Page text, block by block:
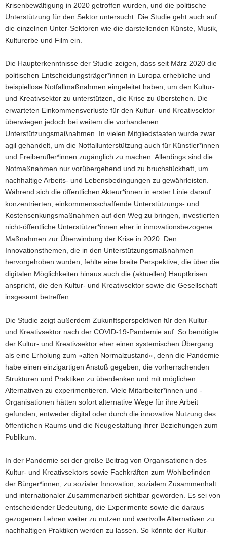
Krisenbewältigung in 2020 getroffen wurden, und die politische
Unterstützung für den Sektor untersucht. Die Studie geht auch auf
die einzelnen Unter-Sektoren wie die darstellenden Künste, Musik,
Kulturerbe und Film ein.
Die Haupterkenntnisse der Studie zeigen, dass seit März 2020 die
politischen Entscheidungsträger*innen in Europa erhebliche und
beispiellose Notfallmaßnahmen eingeleitet haben, um den Kultur-
und Kreativsektor zu unterstützen, die Krise zu überstehen. Die
erwarteten Einkommensverluste für den Kultur- und Kreativsektor
überwiegen jedoch bei weitem die vorhandenen
Unterstützungsmaßnahmen. In vielen Mitgliedstaaten wurde zwar
agil gehandelt, um die Notfallunterstützung auch für Künstler*innen
und Freiberufler*innen zugänglich zu machen. Allerdings sind die
Notmaßnahmen nur vorübergehend und zu bruchstückhaft, um
nachhaltige Arbeits- und Lebensbedingungen zu gewährleisten.
Während sich die öffentlichen Akteur*innen in erster Linie darauf
konzentrierten, einkommensschaffende Unterstützungs- und
Kostensenkungsmaßnahmen auf den Weg zu bringen, investierten
nicht-öffentliche Unterstützer*innen eher in innovationsbezogene
Maßnahmen zur Überwindung der Krise in 2020. Den
Innovationsthemen, die in den Unterstützungsmaßnahmen
hervorgehoben wurden, fehlte eine breite Perspektive, die über die
digitalen Möglichkeiten hinaus auch die (aktuellen) Hauptkrisen
anspricht, die den Kultur- und Kreativsektor sowie die Gesellschaft
insgesamt betreffen.
Die Studie zeigt außerdem Zukunftsperspektiven für den Kultur-
und Kreativsektor nach der COVID-19-Pandemie auf. So benötigte
der Kultur- und Kreativsektor eher einen systemischen Übergang
als eine Erholung zum »alten Normalzustand«, denn die Pandemie
habe einen einzigartigen Anstoß gegeben, die vorherrschenden
Strukturen und Praktiken zu überdenken und mit möglichen
Alternativen zu experimentieren. Viele Mitarbeiter*innen und -
Organisationen hätten sofort alternative Wege für ihre Arbeit
gefunden, entweder digital oder durch die innovative Nutzung des
öffentlichen Raums und die Neugestaltung ihrer Beziehungen zum
Publikum.
In der Pandemie sei der große Beitrag von Organisationen des
Kultur- und Kreativsektors sowie Fachkräften zum Wohlbefinden
der Bürger*innen, zu sozialer Innovation, sozialem Zusammenhalt
und internationaler Zusammenarbeit sichtbar geworden. Es sei von
entscheidender Bedeutung, die Experimente sowie die daraus
gezogenen Lehren weiter zu nutzen und wertvolle Alternativen zu
nachhaltigen Praktiken werden zu lassen. So könnte der Kultur-